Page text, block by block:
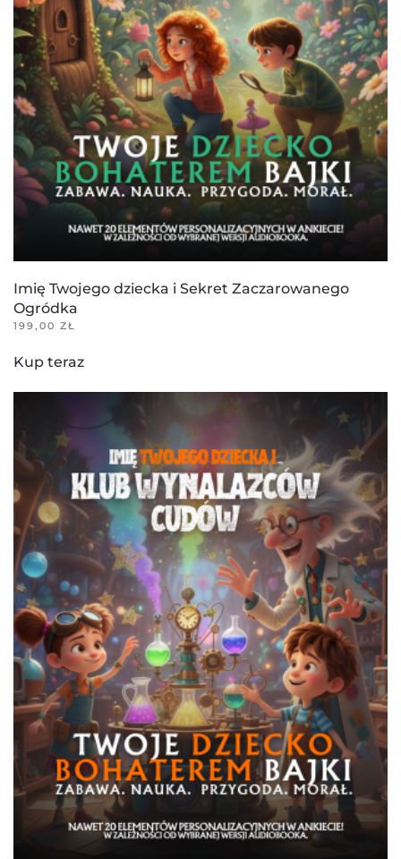
Imię Twojego dziecka i Sekret Zaczarowanego
Ogródka
199,00 ZŁ
Kup teraz